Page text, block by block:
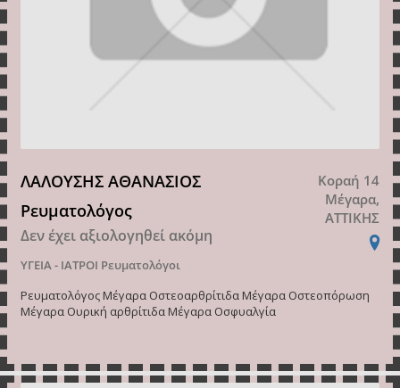
ΛΑΛΟΥΣΗΣ ΑΘΑΝΑΣΙΟΣ
Ρευματολόγος
Δεν έχει αξιολογηθεί ακόμη
ΥΓΕΙΑ - ΙΑΤΡΟΙ Ρευματολόγοι
Κοραή 14
Μέγαρα,
ΑΤΤΙΚΗΣ
Ρευματολόγος Μέγαρα Οστεοαρθρίτιδα Μέγαρα Οστεοπόρωση
Μέγαρα Ουρική αρθρίτιδα Μέγαρα Οσφυαλγία